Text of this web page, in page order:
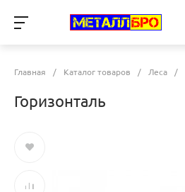
Главная / Каталог товаров / Леса /
Горизонталь